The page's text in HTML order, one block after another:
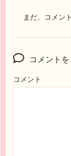
まだ、コメン
コメント
コメント